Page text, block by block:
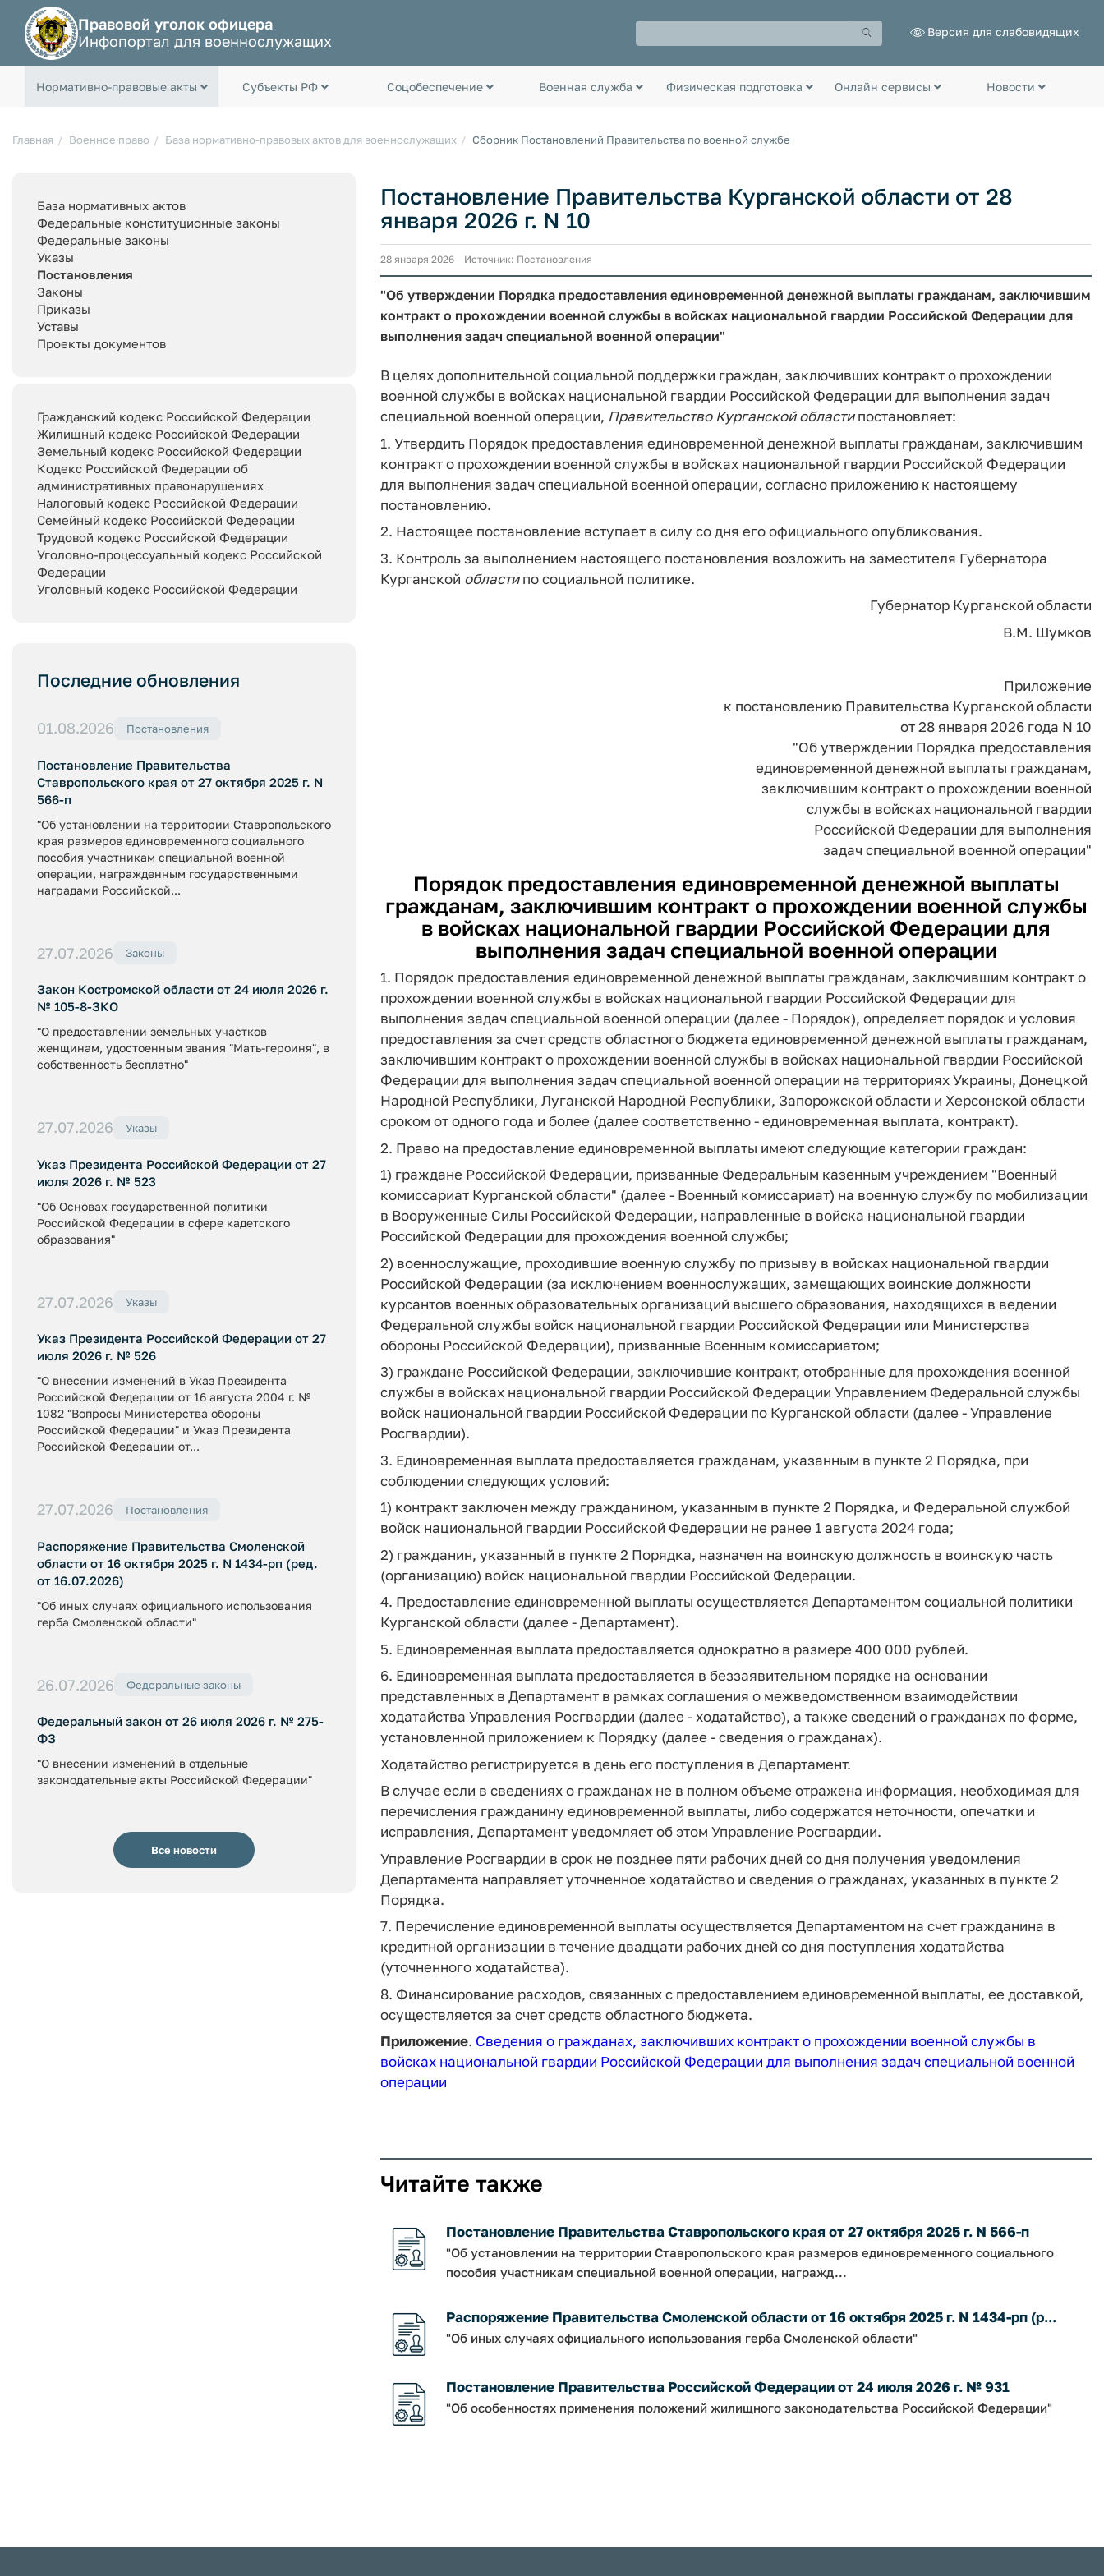
Правовой уголок офицера
Инфопортал для военнослужащих
Версия для слабовидящих
Нормативно-правовые акты Субъекты РФ Соцобеспечение Военная служба Физическая подготовка Онлайн сервисы Новости
Главная Военное право База нормативно-правовых актов для военнослужащих Сборник Постановлений Правительства по военной службе
База нормативных актов
Федеральные конституционные законы
Федеральные законы
Указы
Постановления
Законы
Приказы
Уставы
Проекты документов
Гражданский кодекс Российской Федерации
Жилищный кодекс Российской Федерации
Земельный кодекс Российской Федерации
Кодекс Российской Федерации об
административных правонарушениях
Налоговый кодекс Российской Федерации
Семейный кодекс Российской Федерации
Трудовой кодекс Российской Федерации
Уголовно-процессуальный кодекс Российской
Федерации
Уголовный кодекс Российской Федерации
Последние обновления
01.08.2026 Постановления
Постановление Правительства
Ставропольского края от 27 октября 2025 г. N
566-п
"Об установлении на территории Ставропольского
края размеров единовременного социального
пособия участникам специальной военной
операции, награжденным государственными
наградами Российской...
27.07.2026 Законы
Закон Костромской области от 24 июля 2026 г.
№ 105-8-ЗКО
"О предоставлении земельных участков
женщинам, удостоенным звания "Мать-героиня", в
собственность бесплатно"
27.07.2026 Указы
Указ Президента Российской Федерации от 27
июля 2026 г. № 523
"Об Основах государственной политики
Российской Федерации в сфере кадетского
образования"
27.07.2026 Указы
Указ Президента Российской Федерации от 27
июля 2026 г. № 526
"О внесении изменений в Указ Президента
Российской Федерации от 16 августа 2004 г. №
1082 "Вопросы Министерства обороны
Российской Федерации" и Указ Президента
Российской Федерации от...
27.07.2026 Постановления
Распоряжение Правительства Смоленской
области от 16 октября 2025 г. N 1434-рп (ред.
от 16.07.2026)
"Об иных случаях официального использования
герба Смоленской области"
26.07.2026 Федеральные законы
Федеральный закон от 26 июля 2026 г. № 275-
ФЗ
"О внесении изменений в отдельные
законодательные акты Российской Федерации"
Все новости
Постановление Правительства Курганской области от 28
января 2026 г. N 10
28 января 2026 Источник: Постановления
"Об утверждении Порядка предоставления единовременной денежной выплаты гражданам, заключившим
контракт о прохождении военной службы в войсках национальной гвардии Российской Федерации для
выполнения задач специальной военной операции"
В целях дополнительной социальной поддержки граждан, заключивших контракт о прохождении
военной службы в войсках национальной гвардии Российской Федерации для выполнения задач
специальной военной операции, Правительство Курганской областипостановляет:
1. Утвердить Порядок предоставления единовременной денежной выплаты гражданам, заключившим
контракт о прохождении военной службы в войсках национальной гвардии Российской Федерации
для выполнения задач специальной военной операции, согласно приложению к настоящему
постановлению.
2. Настоящее постановление вступает в силу со дня его официального опубликования.
3. Контроль за выполнением настоящего постановления возложить на заместителя Губернатора
Курганской областипо социальной политике.
Губернатор Курганской области
В.М. Шумков
Приложение
к постановлению Правительства Курганской области
от 28 января 2026 года N 10
"Об утверждении Порядка предоставления
единовременной денежной выплаты гражданам,
заключившим контракт о прохождении военной
службы в войсках национальной гвардии
Российской Федерации для выполнения
задач специальной военной операции"
Порядок предоставления единовременной денежной выплаты
гражданам, заключившим контракт о прохождении военной службы
в войсках национальной гвардии Российской Федерации для
выполнения задач специальной военной операции
1. Порядок предоставления единовременной денежной выплаты гражданам, заключившим контракт о
прохождении военной службы в войсках национальной гвардии Российской Федерации для
выполнения задач специальной военной операции (далее - Порядок), определяет порядок и условия
предоставления за счет средств областного бюджета единовременной денежной выплаты гражданам,
заключившим контракт о прохождении военной службы в войсках национальной гвардии Российской
Федерации для выполнения задач специальной военной операции на территориях Украины, Донецкой
Народной Республики, Луганской Народной Республики, Запорожской области и Херсонской области
сроком от одного года и более (далее соответственно - единовременная выплата, контракт).
2. Право на предоставление единовременной выплаты имеют следующие категории граждан:
1) граждане Российской Федерации, призванные Федеральным казенным учреждением "Военный
комиссариат Курганской области" (далее - Военный комиссариат) на военную службу по мобилизации
в Вооруженные Силы Российской Федерации, направленные в войска национальной гвардии
Российской Федерации для прохождения военной службы;
2) военнослужащие, проходившие военную службу по призыву в войсках национальной гвардии
Российской Федерации (за исключением военнослужащих, замещающих воинские должности
курсантов военных образовательных организаций высшего образования, находящихся в ведении
Федеральной службы войск национальной гвардии Российской Федерации или Министерства
обороны Российской Федерации), призванные Военным комиссариатом;
3) граждане Российской Федерации, заключившие контракт, отобранные для прохождения военной
службы в войсках национальной гвардии Российской Федерации Управлением Федеральной службы
войск национальной гвардии Российской Федерации по Курганской области (далее - Управление
Росгвардии).
3. Единовременная выплата предоставляется гражданам, указанным в пункте 2 Порядка, при
соблюдении следующих условий:
1) контракт заключен между гражданином, указанным в пункте 2 Порядка, и Федеральной службой
войск национальной гвардии Российской Федерации не ранее 1 августа 2024 года;
2) гражданин, указанный в пункте 2 Порядка, назначен на воинскую должность в воинскую часть
(организацию) войск национальной гвардии Российской Федерации.
4. Предоставление единовременной выплаты осуществляется Департаментом социальной политики
Курганской области (далее - Департамент).
5. Единовременная выплата предоставляется однократно в размере 400 000 рублей.
6. Единовременная выплата предоставляется в беззаявительном порядке на основании
представленных в Департамент в рамках соглашения о межведомственном взаимодействии
ходатайства Управления Росгвардии (далее - ходатайство), а также сведений о гражданах по форме,
установленной приложением к Порядку (далее - сведения о гражданах).
Ходатайство регистрируется в день его поступления в Департамент.
В случае если в сведениях о гражданах не в полном объеме отражена информация, необходимая для
перечисления гражданину единовременной выплаты, либо содержатся неточности, опечатки и
исправления, Департамент уведомляет об этом Управление Росгвардии.
Управление Росгвардии в срок не позднее пяти рабочих дней со дня получения уведомления
Департамента направляет уточненное ходатайство и сведения о гражданах, указанных в пункте 2
Порядка.
7. Перечисление единовременной выплаты осуществляется Департаментом на счет гражданина в
кредитной организации в течение двадцати рабочих дней со дня поступления ходатайства
(уточненного ходатайства).
8. Финансирование расходов, связанных с предоставлением единовременной выплаты, ее доставкой,
осуществляется за счет средств областного бюджета.
Приложение. Сведения о гражданах, заключивших контракт о прохождении военной службы в
войсках национальной гвардии Российской Федерации для выполнения задач специальной военной
операции
Читайте также
Постановление Правительства Ставропольского края от 27 октября 2025 г. N 566-п
"Об установлении на территории Ставропольского края размеров единовременного социального
пособия участникам специальной военной операции, награжд...
Распоряжение Правительства Смоленской области от 16 октября 2025 г. N 1434-рп (р...
"Об иных случаях официального использования герба Смоленской области"
Постановление Правительства Российской Федерации от 24 июля 2026 г. № 931
"Об особенностях применения положений жилищного законодательства Российской Федерации"